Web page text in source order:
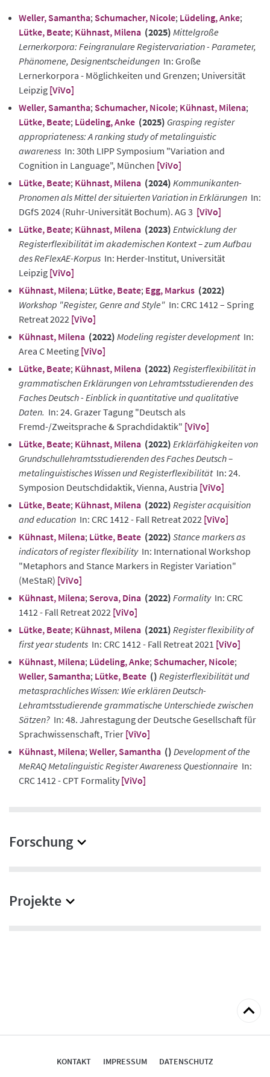
Weller, Samantha; Schumacher, Nicole; Lüdeling, Anke;
Lütke, Beate; Kühnast, Milena (2025) Mittelgroße
Lernerkorpora: Feingranulare Registervariation - Parameter,
Phänomene, Designentscheidungen In: Große
Lernerkorpora - Möglichkeiten und Grenzen; Universität
Leipzig [ViVo]
Weller, Samantha; Schumacher, Nicole; Kühnast, Milena;
Lütke, Beate; Lüdeling, Anke (2025) Grasping register
appropriateness: A ranking study of metalinguistic
awareness In: 30th LIPP Symposium "Variation and
Cognition in Language", München [ViVo]
Lütke, Beate; Kühnast, Milena (2024) Kommunikanten-
Pronomen als Mittel der situierten Variation in Erklärungen In:
DGfS 2024 (Ruhr-Universität Bochum). AG 3 [ViVo]
Lütke, Beate; Kühnast, Milena (2023) Entwicklung der
Registerflexibilität im akademischen Kontext – zum Aufbau
des ReFlexAE-Korpus In: Herder-Institut, Universität
Leipzig [ViVo]
Kühnast, Milena; Lütke, Beate; Egg, Markus (2022)
Workshop "Register, Genre and Style" In: CRC 1412 – Spring
Retreat 2022 [ViVo]
Kühnast, Milena (2022) Modeling register developmentIn:
Area C Meeting [ViVo]
Lütke, Beate; Kühnast, Milena (2022) Registerflexibilität in
grammatischen Erklärungen von Lehramtsstudierenden des
Faches Deutsch - Einblick in quantitative und qualitative
Daten. In: 24. Grazer Tagung "Deutsch als
Fremd-/Zweitsprache & Sprachdidaktik" [ViVo]
Lütke, Beate; Kühnast, Milena (2022) Erklärfähigkeiten von
Grundschullehramtsstudierenden des Faches Deutsch –
metalinguistisches Wissen und RegisterflexibilitätIn: 24.
Symposion Deutschdidaktik, Vienna, Austria [ViVo]
Lütke, Beate; Kühnast, Milena (2022) Register acquisition
and education In: CRC 1412 - Fall Retreat 2022 [ViVo]
Kühnast, Milena; Lütke, Beate (2022) Stance markers as
indicators of register flexibilityIn: International Workshop
"Metaphors and Stance Markers in Register Variation"
(MeStaR) [ViVo]
Kühnast, Milena; Serova, Dina (2022) FormalityIn: CRC
1412 - Fall Retreat 2022 [ViVo]
Lütke, Beate; Kühnast, Milena (2021) Register flexibility of
first year students In: CRC 1412 - Fall Retreat 2021 [ViVo]
Kühnast, Milena; Lüdeling, Anke; Schumacher, Nicole;
Weller, Samantha; Lütke, Beate () Registerflexibilität und
metasprachliches Wissen: Wie erklären Deutsch-
Lehramtsstudierende grammatische Unterschiede zwischen
Sätzen? In: 48. Jahrestagung der Deutsche Gesellschaft für
Sprachwissenschaft, Trier [ViVo]
Kühnast, Milena; Weller, Samantha () Development of the
MeRAQ Metalinguistic Register Awareness Questionnaire In:
CRC 1412 - CPT Formality [ViVo]
Forschung
Projekte
zum
KONTAKT IMPRESSUM
DATENSCHUTZ